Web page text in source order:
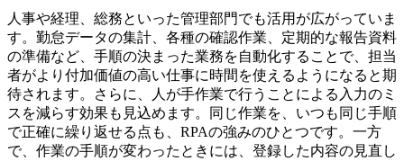
人事や経理、総務といった管理部門でも活用が広がっていま
す。勤怠データの集計、各種の確認作業、定期的な報告資料
の準備など、手順の決まった業務を自動化することで、担当
者がより付加価値の高い仕事に時間を使えるようになると期
待されます。さらに、人が手作業で行うことによる入力のミ
スを減らす効果も見込めます。同じ作業を、いつも同じ手順
で正確に繰り返せる点も、RPAの強みのひとつです。一方
で、作業の手順が変わったときには、登録した内容の見直し